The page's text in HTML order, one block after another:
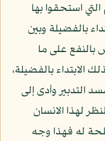
استحقوا بها
بالفضيلة وبين
بالنفع على ما
الابتداء بالفضيلة،
التدبير وأدى إلى
لهذا الانسان
له فهذا وجه